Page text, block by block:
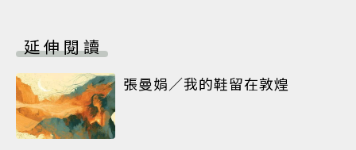
延伸閱讀
張曼娟／我的鞋留在敦煌